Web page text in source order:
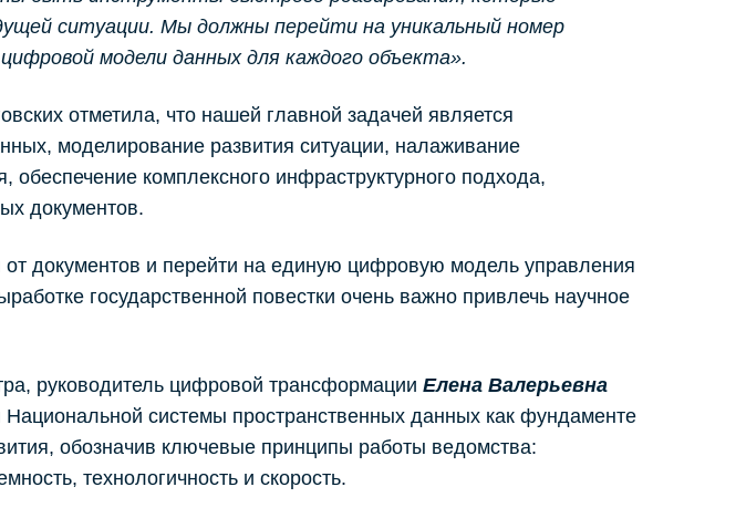
ситуации. Мы должны перейти на уникальный номер
модели данных для каждого объекта».
отметила, что нашей главной задачей является
моделирование развития ситуации, налаживание
обеспечение комплексного инфраструктурного подхода,
документов.
документов и перейти на единую цифровую модель управления
государственной повестки очень важно привлечь научное
руководитель цифровой трансформации Елена Валерьевна
Национальной системы пространственных данных как фундаменте
обозначив ключевые принципы работы ведомства:
технологичность и скорость.